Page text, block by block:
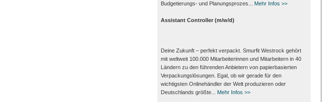
Budgetierungs‑ und Planungsprozes...
Mehr Infos >>
Assistant Controller (m/w/d)
Deine Zukunft – perfekt verpackt. Smurfit Westrock gehört
mit weltweit 100.000 Mitarbeiter­innen und Mitarbeitern in 40
Ländern zu den führenden Anbietern von papier­basierten
Verpackungs­lösungen. Egal, ob wir gerade für den
wichtigsten Onlinehändler der Welt produzieren oder
Deutschlands größte...
Mehr Infos >>